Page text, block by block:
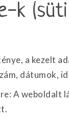
k
a kezelt
dátumok,
A weboldalt